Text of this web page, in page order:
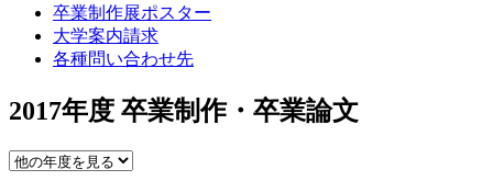
卒業制作展ポスター
大学案内請求
各種問い合わせ先
2017年度 卒業制作・卒業論文